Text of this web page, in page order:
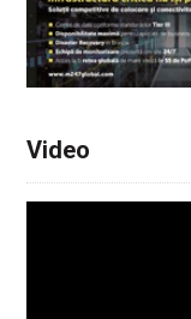
Video